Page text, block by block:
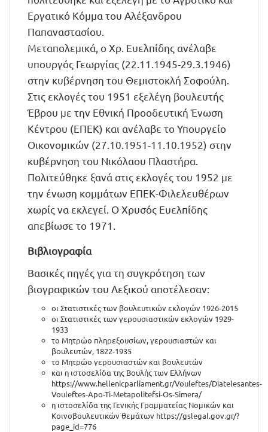
Εργατικό Κόμμα του Αλέξανδρου
Παπαναστασίου.
Μεταπολεμικά, ο Χρ. Ευελπίδης ανέλαβε
υπουργός Γεωργίας (22.11.1945-29.3.1946)
στην κυβέρνηση του Θεμιστοκλή Σοφούλη.
Στις εκλογές του 1951 εξελέγη βουλευτής
Έβρου με την Εθνική Προοδευτική Ένωση
Κέντρου (ΕΠΕΚ) και ανέλαβε το Υπουργείο
Οικονομικών (27.10.1951-11.10.1952) στην
κυβέρνηση του Νικόλαου Πλαστήρα.
Πολιτεύθηκε ξανά στις εκλογές του 1952 με
την ένωση κομμάτων ΕΠΕΚ-Φιλελευθέρων
χωρίς να εκλεγεί. Ο Χρυσός Ευελπίδης
απεβίωσε το 1971.
Βιβλιογραφία
Βασικές πηγές για τη συγκρότηση των
βιογραφικών του Λεξικού αποτέλεσαν:
οι Στατιστικές των βουλευτικών εκλογών 1926-2015
οι Στατιστικές των γερουσιαστικών εκλογών 1929-
1933
το Μητρώο πληρεξουσίων, γερουσιαστών και
βουλευτών, 1822-1935
το Μητρώο γερουσιαστών και βουλευτών
και η ιστοσελίδα της Βουλής των Ελλήνων
https://www.hellenicparliament.gr/Vouleftes/Diatelesantes-
Vouleftes-Apo-Ti-Metapolitefsi-Os-Simera/
η ιστοσελίδα της Γενικής Γραμματείας Νομικών και
Κοινοβουλευτικών θεμάτων https://gslegal.gov.gr/?
page_id=776